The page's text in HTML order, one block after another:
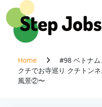
Home
#98 ベトナ
クチでお寺巡り クチトン
風景②〜